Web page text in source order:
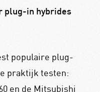
plug-in hybrides
populaire plug-
praktijk testen:
en de Mitsubishi